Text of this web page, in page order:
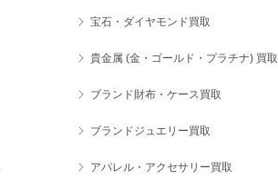
宝石・ダイヤモンド買取
貴金属 (金・ゴールド・プラチナ) 買取
ブランド財布・ケース買取
ブランドジュエリー買取
アパレル・アクセサリー買取